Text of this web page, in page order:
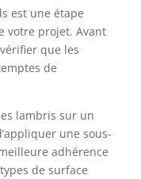
est une étape
votre projet. Avant
que les
de
lambris sur un
une sous-
adhérence
de surface